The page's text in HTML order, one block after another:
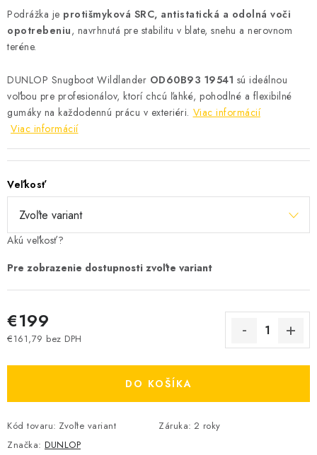
Podrážka je protišmyková SRC, antistatická a odolná voči
opotrebeniu, navrhnutá pre stabilitu v blate, snehu a nerovnom
teréne.
DUNLOP Snugboot Wildlander OD60B93 19541 sú ideálnou
voľbou pre profesionálov, ktorí chcú ľahké, pohodlné a flexibilné
gumáky na každodennú prácu v exteriéri. Viac informácií
Viac informácií
Veľkosť
Akú veľkosť?
€199
€161,79 bez DPH
DO KOŠÍKA
Kód tovaru: Zvoľte variant Záruka: 2 roky
Značka: DUNLOP